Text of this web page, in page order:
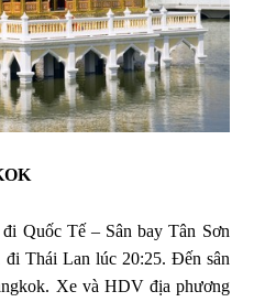
Quốc Tế – Sân bay Tân Sơn
đi Thái Lan lúc 20:25. Đến sân
Xe và HDV địa phương